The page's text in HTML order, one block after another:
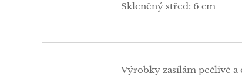
Skleněný střed: 6 cm
Výrobky zasílám pečlivě a